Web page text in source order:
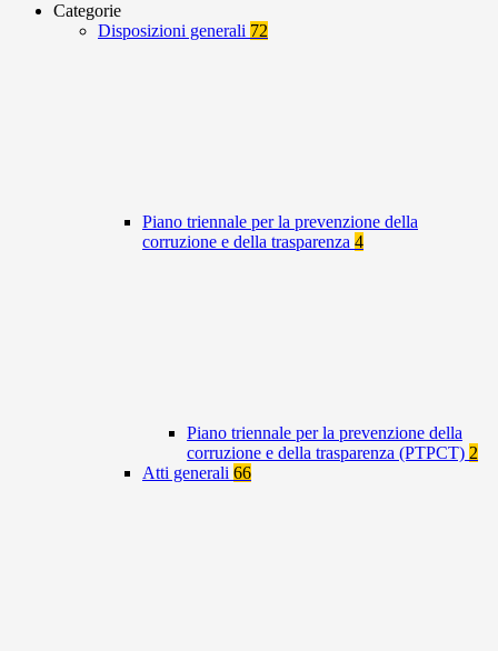
Categorie
Disposizioni generali 72
Piano triennale per la prevenzione della
corruzione e della trasparenza 4
Piano triennale per la prevenzione della
corruzione e della trasparenza (PTPCT) 2
Atti generali 66